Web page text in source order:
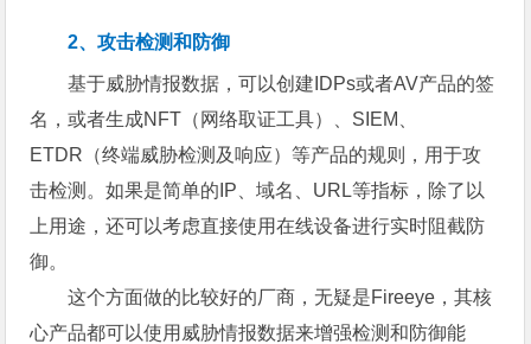
2、攻击检测和防御
基于威胁情报数据，可以创建IDPs或者AV产品的签
名，或者生成NFT（网络取证工具）、SIEM、
ETDR（终端威胁检测及响应）等产品的规则，用于攻
击检测。如果是简单的IP、域名、URL等指标，除了以
上用途，还可以考虑直接使用在线设备进行实时阻截防
御。
这个方面做的比较好的厂商，无疑是Fireeye，其核
心产品都可以使用威胁情报数据来增强检测和防御能